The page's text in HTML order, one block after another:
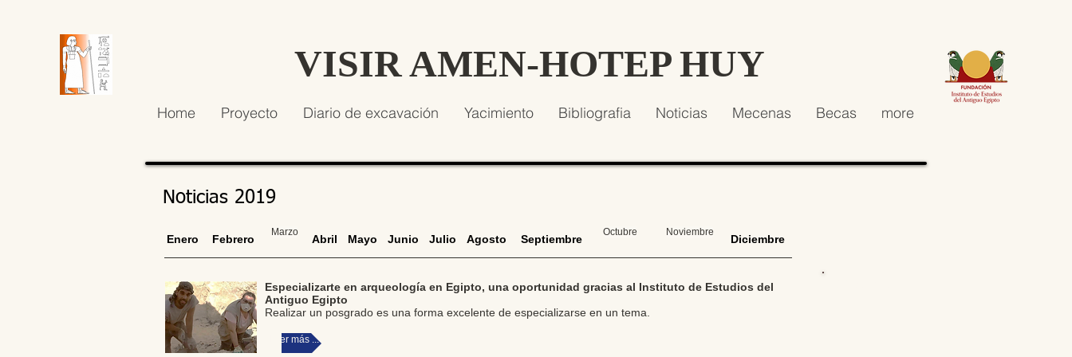
VISIR AMEN-HOTEP HUY
Home Proyecto Diario de excavación Yacimiento Bibliografia Noticias Mecenas Becas more
Noticias 2019
Enero Febrero
Marzo
Abril Mayo Junio Julio Agosto Septiembre
Octubre Noviembre
Diciembre
Especializarte en arqueología en Egipto, una oportunidad gracias al Instituto de Estudios del
Antiguo Egipto
Realizar un posgrado es una forma excelente de especializarse en un tema.
Leer más ...